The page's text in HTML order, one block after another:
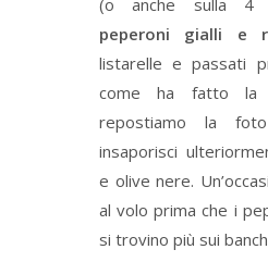
(o anche sulla 4
peperoni gialli e
listarelle e passati
come ha fatto la
repostiamo la
insaporisci
e olive nere.
al volo prima che i
si trovino più sui